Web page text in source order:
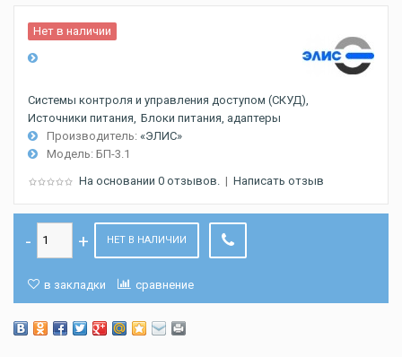
Нет в наличии
Системы контроля и управления доступом (СКУД)
Источники питания Блоки питания, адаптеры
Производитель: «ЭЛИС»
Модель: БП-3.1
На основании 0 отзывов. | Написать отзыв
НЕТ В НАЛИЧИИ
в закладки сравнение